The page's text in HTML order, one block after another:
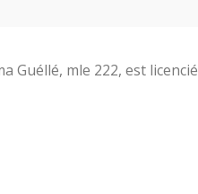
Guéllé, mle 222, est licencié.